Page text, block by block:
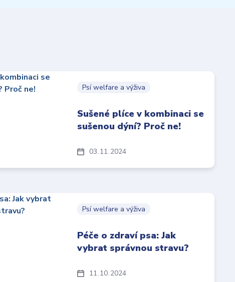
03 11 2024
Psí welfare a výživa
Sušené plíce v kombinaci se
sušenou dýní? Proč ne!
11 10 2024
Psí welfare a výživa
Péče o zdraví psa: Jak
vybrat správnou stravu?